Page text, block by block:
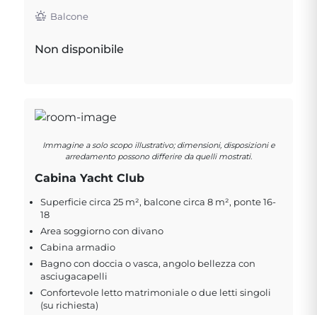
Balcone
Non disponibile
Immagine a solo scopo illustrativo; dimensioni, disposizioni e
arredamento possono differire da quelli mostrati.
Cabina Yacht Club
Superficie circa 25 m², balcone circa 8 m², ponte 16-
18
Area soggiorno con divano
Cabina armadio
Bagno con doccia o vasca, angolo bellezza con
asciugacapelli
Confortevole letto matrimoniale o due letti singoli
(su richiesta)